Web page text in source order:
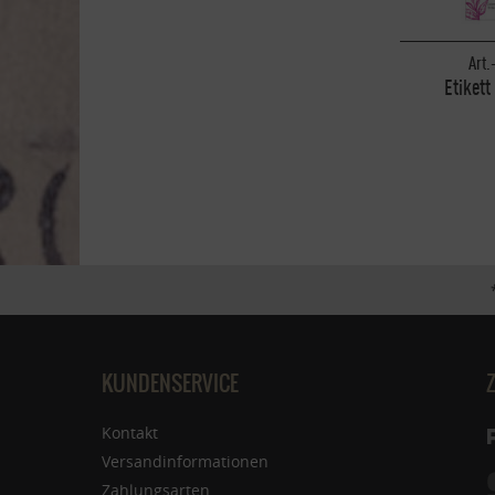
Etikett
KUNDENSERVICE
Kontakt
Versandinformationen
Zahlungsarten